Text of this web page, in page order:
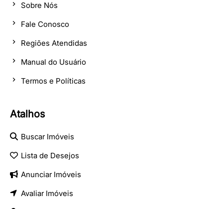
Sobre Nós
Fale Conosco
Regiões Atendidas
Manual do Usuário
Termos e Políticas
Atalhos
Buscar Imóveis
Lista de Desejos
Anunciar Imóveis
Avaliar Imóveis